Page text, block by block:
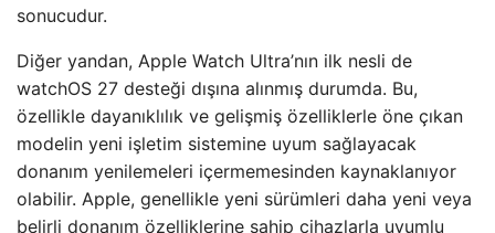
sonucudur.
Diğer yandan, Apple Watch Ultra’nın ilk nesli de
watchOS 27 desteği dışına alınmış durumda. Bu,
özellikle dayanıklılık ve gelişmiş özelliklerle öne çıkan
modelin yeni işletim sistemine uyum sağlayacak
donanım yenilemeleri içermemesinden kaynaklanıyor
olabilir. Apple, genellikle yeni sürümleri daha yeni veya
belirli donanım özelliklerine sahip cihazlarla uyumlu